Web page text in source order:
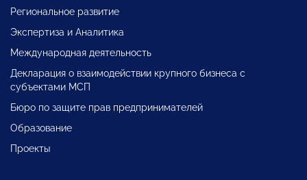
Региональное развитие
Экспертиза и Аналитика
Международная деятельность
Декларация о взаимодействии крупного бизнеса с
субъектами МСП
Бюро по защите прав предпринимателей
Образование
Проекты